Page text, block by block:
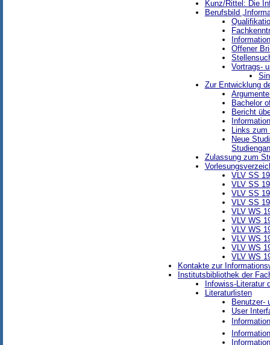
Kunz/Rittel: Die
Berufsbild
Offener
Vortrags-
Zur Entwicklung
Bachelor
Bericht
Links
Neue
Zulassung zum
VLV SS
VLV SS
VLV SS
VLV SS
VLV WS
VLV WS
VLV WS
VLV WS
VLV WS
VLV WS
Kontakte zur
Institutsbibliothek der
Infowiss-Literatur
Literaturlisten
Benutzer-
User